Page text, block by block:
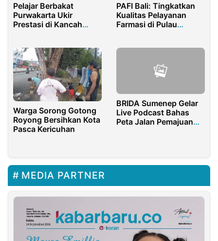
Pelajar Berbakat
Purwakarta Ukir
Prestasi di Kancah
PAFI Bali: Tingkatkan
Kualitas Pelayanan
Farmasi di Pulau
Warga Sorong Gotong
Royong Bersihkan Kota
Pasca Kericuhan
BRIDA Sumenep Gelar
Live Podcast Bahas
Peta Jalan Pemajuan
MEDIA PARTNER